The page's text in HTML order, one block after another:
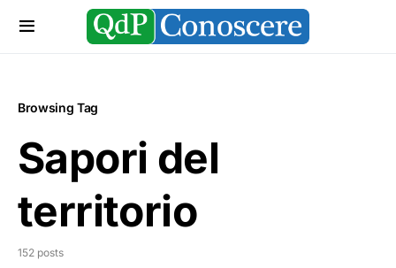
Browsing Tag
Sapori del
territorio
152 posts